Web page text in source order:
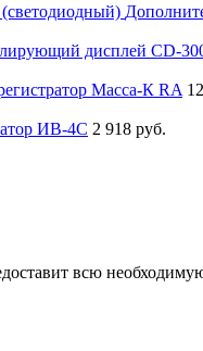
дисплей CD-
Масса-К RA
ИВ-4С 2 918 руб.
всю